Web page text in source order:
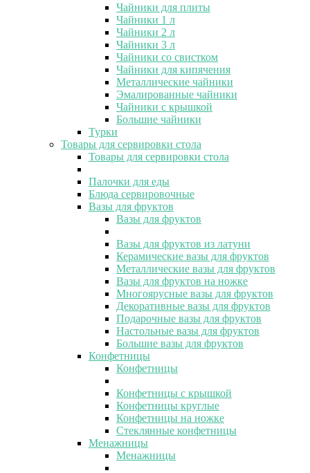
Чайники для плиты
Чайники 1 л
Чайники 2 л
Чайники 3 л
Чайники со свистком
Чайники для кипячения
Металлические чайники
Эмалированные чайники
Чайники с крышкой
Большие чайники
Турки
Товары для сервировки стола
Товары для сервировки стола
Палочки для еды
Блюда сервировочные
Вазы для фруктов
Вазы для фруктов
Вазы для фруктов из латуни
Керамические вазы для фруктов
Металлические вазы для фруктов
Вазы для фруктов на ножке
Многоярусные вазы для фруктов
Декоративные вазы для фруктов
Подарочные вазы для фруктов
Настольные вазы для фруктов
Большие вазы для фруктов
Конфетницы
Конфетницы
Конфетницы с крышкой
Конфетницы круглые
Конфетницы на ножке
Стеклянные конфетницы
Менажницы
Менажницы